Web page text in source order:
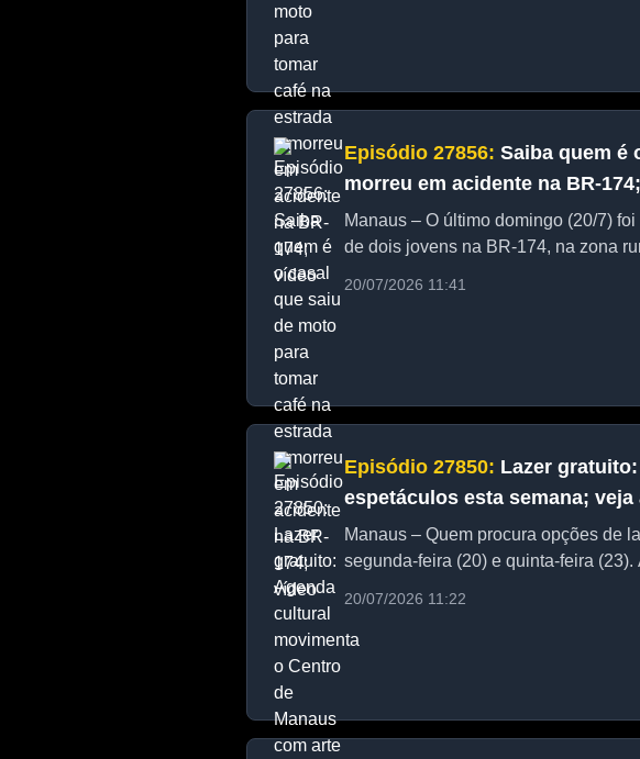
Episódio 27856: Saiba quem é
morreu em acidente na BR-
Manaus – O último domingo (20/7)
de dois jovens na BR-174, na zona
20/07/2026 11:41
Episódio 27850: Lazer
espetáculos esta semana;
Manaus – Quem procura opções de
segunda-feira (20) e quinta-feira
20/07/2026 11:22